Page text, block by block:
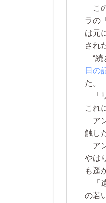
こ
ラの
は元
され
“続
日の
た。
「
これ
ア
触し
ア
やは
も遥
「
の若